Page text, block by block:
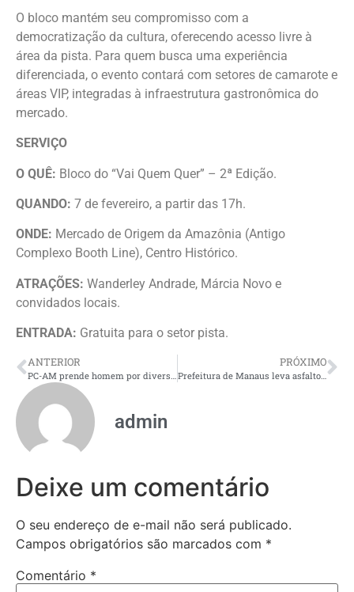
O bloco mantém seu compromisso com a
democratização da cultura, oferecendo acesso livre à
área da pista. Para quem busca uma experiência
diferenciada, o evento contará com setores de camarote e
áreas VIP, integradas à infraestrutura gastronômica do
mercado.
SERVIÇO
O QUÊ: Bloco do “Vai Quem Quer” – 2ª Edição.
QUANDO: 7 de fevereiro, a partir das 17h.
ONDE: Mercado de Origem da Amazônia (Antigo
Complexo Booth Line), Centro Histórico.
ATRAÇÕES: Wanderley Andrade, Márcia Novo e
convidados locais.
ENTRADA: Gratuita para o setor pista.
ANTERIOR PRÓXIMO
Prefeitura de Manaus leva asfalto ao bairro Coroado em ação de recuperação viária
admin
Deixe um comentário
O seu endereço de e-mail não será publicado.
Campos obrigatórios são marcados com *
Comentário *